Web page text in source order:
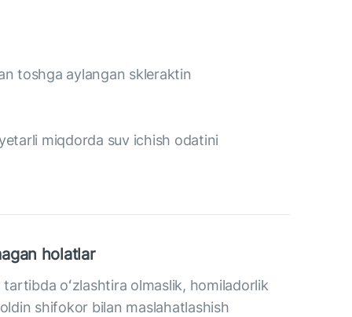
toshga aylangan skleraktin
miqdorda suv ichish odatini
holatlar
oʻzlashtira olmaslik, homiladorlik
shifokor bilan maslahatlashish